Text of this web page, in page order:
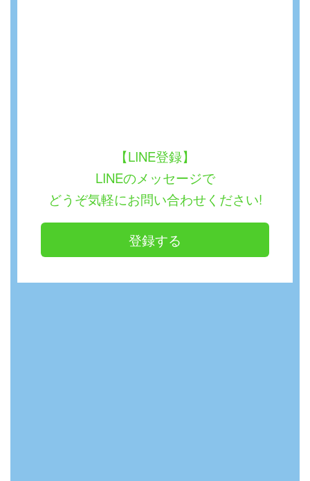
【LINE登録】
LINEのメッセージで
どうぞ気軽にお問い合わせください!
登録する